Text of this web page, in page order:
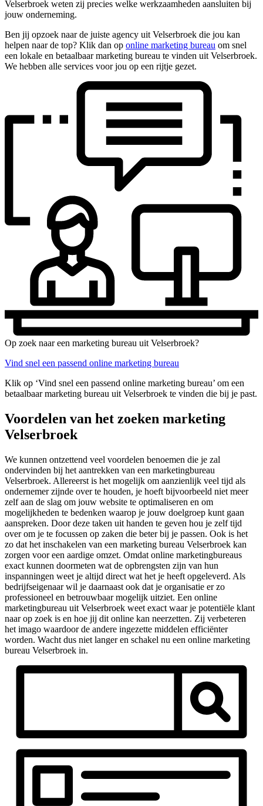
Velserbroek weten zij precies welke werkzaamheden aansluiten bij
jouw onderneming.
Ben jij opzoek naar de juiste agency uit Velserbroek die jou kan
helpen naar de top? Klik dan op online marketing bureau om snel
een lokale en betaalbaar marketing bureau te vinden uit Velserbroek.
We hebben alle services voor jou op een rijtje gezet.
Op zoek naar een marketing bureau uit Velserbroek?
Vind snel een passend online marketing bureau
Klik op ‘Vind snel een passend online marketing bureau’ om een
betaalbaar marketing bureau uit Velserbroek te vinden die bij je past.
Voordelen van het zoeken marketing
Velserbroek
We kunnen ontzettend veel voordelen benoemen die je zal
ondervinden bij het aantrekken van een marketingbureau
Velserbroek. Allereerst is het mogelijk om aanzienlijk veel tijd als
ondernemer zijnde over te houden, je hoeft bijvoorbeeld niet meer
zelf aan de slag om jouw website te optimaliseren en om
mogelijkheden te bedenken waarop je jouw doelgroep kunt gaan
aanspreken. Door deze taken uit handen te geven hou je zelf tijd
over om je te focussen op zaken die beter bij je passen. Ook is het
zo dat het inschakelen van een marketing bureau Velserbroek kan
zorgen voor een aardige omzet. Omdat online marketingbureaus
exact kunnen doormeten wat de opbrengsten zijn van hun
inspanningen weet je altijd direct wat het je heeft opgeleverd. Als
bedrijfseigenaar wil je daarnaast ook dat je organisatie er zo
professioneel en betrouwbaar mogelijk uitziet. Een online
marketingbureau uit Velserbroek weet exact waar je potentiële klant
naar op zoek is en hoe jij dit online kan neerzetten. Zij verbeteren
het imago waardoor de andere ingezette middelen efficiënter
worden. Wacht dus niet langer en schakel nu een online marketing
bureau Velserbroek in.